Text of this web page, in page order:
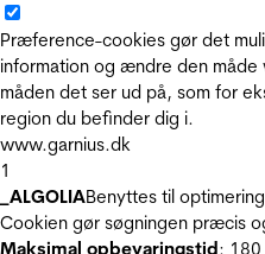
Præference-cookies gør det
information og ændre den
måden det ser ud på, som for
region du befinder dig i.
www.garnius.dk
1
_ALGOLIABenyttes til
Cookien gør søgningen præcis
Maksimal opbevaringstid: